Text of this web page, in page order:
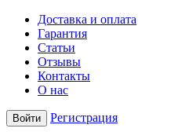
Доставка и оплата
Гарантия
Статьи
Отзывы
Контакты
О нас
Войти Регистрация